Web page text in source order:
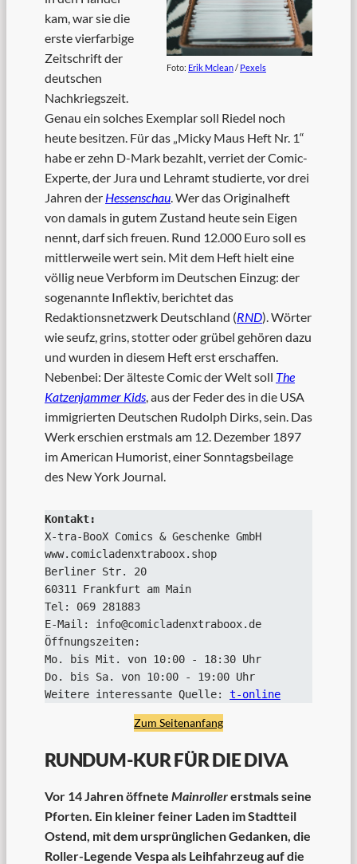
Foto: Erik Mclean/ Pexels
kam, war sie die
erste vierfarbige
Zeitschrift der
deutschen
Nachkriegszeit.
Genau ein solches Exemplar soll Riedel noch
heute besitzen. Für das „Micky Maus Heft Nr. 1“
habe er zehn D-Mark bezahlt, verriet der Comic-
Experte, der Jura und Lehramt studierte, vor drei
Jahren der Hessenschau . Wer das Originalheft
von damals in gutem Zustand heute sein Eigen
nennt, darf sich freuen. Rund 12.000 Euro soll es
mittlerweile wert sein. Mit dem Heft hielt eine
völlig neue Verbform im Deutschen Einzug: der
sogenannte Inflektiv, berichtet das
Redaktionsnetzwerk Deutschland (RND). Wörter
wie seufz, grins, stotter oder grübel gehören dazu
und wurden in diesem Heft erst erschaffen.
Nebenbei: Der älteste Comic der Welt soll The
Katzenjammer Kids , aus der Feder des in die USA
immigrierten Deutschen Rudolph Dirks, sein. Das
Werk erschien erstmals am 12. Dezember 1897
im American Humorist, einer Sonntagsbeilage
des New York Journal.
Kontakt:
X-tra-BooX Comics & Geschenke GmbH
www.comicladenxtraboox.shop
Berliner Str. 20
60311 Frankfurt am Main
Tel: 069 281883
E-Mail: info@comicladenxtraboox.de
Öffnungszeiten:
Mo. bis Mit. von 10:00 - 18:30 Uhr
Do. bis Sa. von 10:00 - 19:00 Uhr
Weitere interessante Quelle: t-online
Zum Seitenanfang
RUNDUM-KUR FÜR DIE DIVA
Vor 14 Jahren öffnete Mainrollererstmals seine
Pforten. Ein kleiner feiner Laden im Stadtteil
Ostend, mit dem ursprünglichen Gedanken, die
Roller-Legende Vespa als Leihfahrzeug auf die